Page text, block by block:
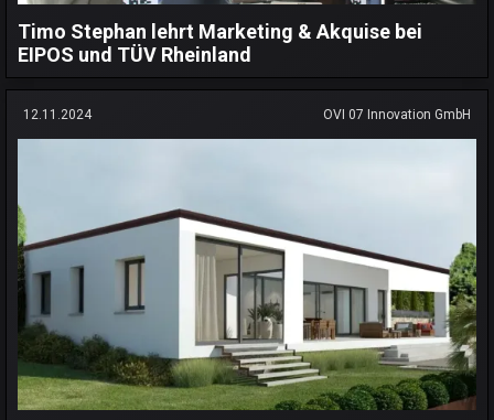
Timo Stephan lehrt Marketing & Akquise bei
EIPOS und TÜV Rheinland
12.11.2024 OVI 07 Innovation GmbH